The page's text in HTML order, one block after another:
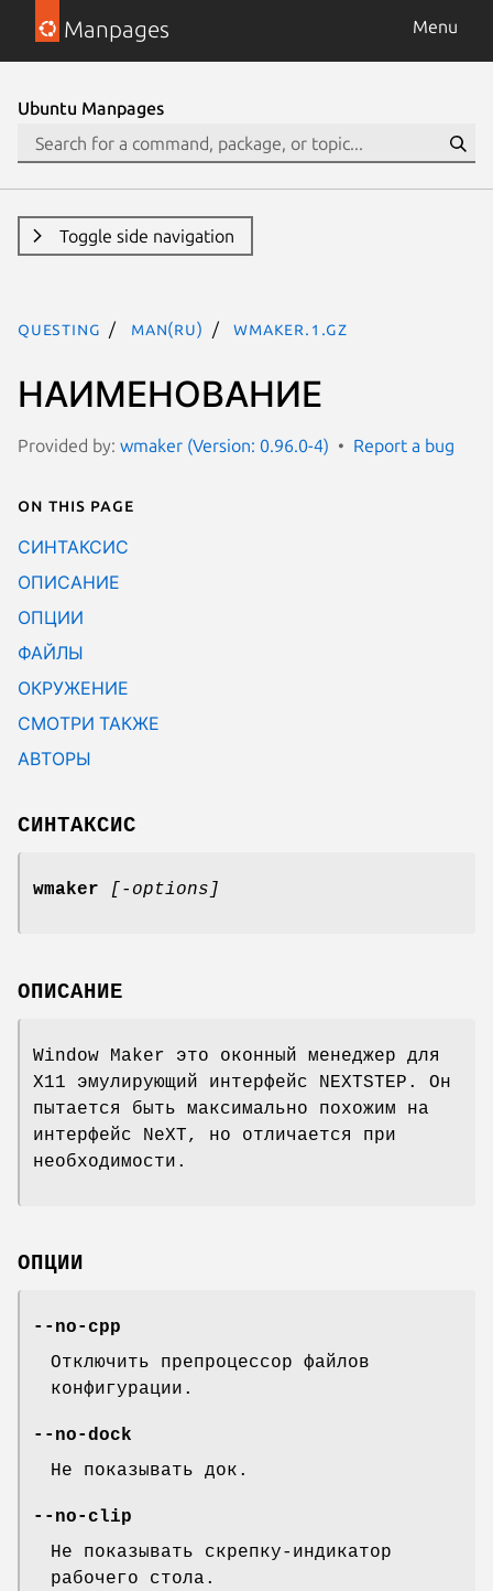
Manpages Menu
Ubuntu Manpages
Toggle side navigation
questing man(ru) wmaker.1.gz
НАИМЕНОВАНИЕ
Provided by: wmaker (Version: 0.96.0-4) Report a bug
On this page
СИНТАКСИС
ОПИСАНИЕ
ОПЦИИ
ФАЙЛЫ
ОКРУЖЕНИЕ
СМОТРИ ТАКЖЕ
АВТОРЫ
СИНТАКСИС
wmaker [-options]
ОПИСАНИЕ
Window Maker это оконный менеджер для
X11 эмулирующий интерфейс NEXTSTEP. Он
пытается быть максимально похожим на
интерфейс NeXT, но отличается при
необходимости.
ОПЦИИ
--no-cpp
Отключить препроцессор файлов
конфигурации.
--no-dock
Не показывать док.
--no-clip
Не показывать скрепку-индикатор
рабочего стола.